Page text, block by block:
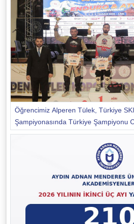
Öğrencimiz Alperen Tülek, Türkiye
Şampiyonasında Türkiye Şampiyonu